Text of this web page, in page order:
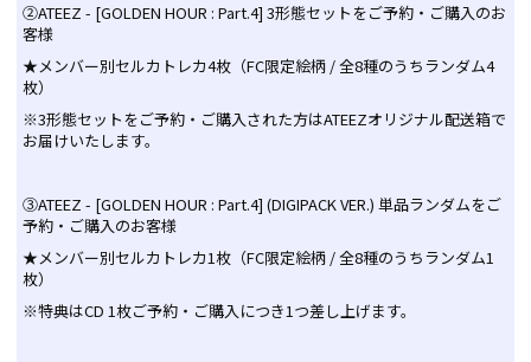
②ATEEZ - [GOLDEN HOUR : Part.4] 3形態セットをご予約・ご購入のお
客様
★メンバー別セルカトレカ4枚（FC限定絵柄 / 全8種のうちランダム4
枚）
※3形態セットをご予約・ご購入された方はATEEZオリジナル配送箱で
お届けいたします。
③ATEEZ - [GOLDEN HOUR : Part.4] (DIGIPACK VER.) 単品ランダムをご
予約・ご購入のお客様
★メンバー別セルカトレカ1枚（FC限定絵柄 / 全8種のうちランダム1
枚）
※特典はCD 1枚ご予約・ご購入につき1つ差し上げます。